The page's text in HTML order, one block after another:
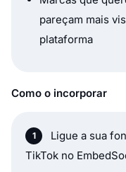
pareçam mais
plataforma
Como o incorporar
Ligue a sua
TikTok no